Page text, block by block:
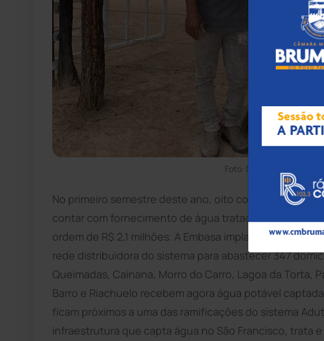
Foto: Divulgação/Embasa
No primeiro semestre deste ano, oito comunidades
contar com fornecimento de água tratada em
ordem de R$ 2,1 milhões. A Embasa implantou 30.234
rede distribuidora do sistema para abastecer 347
Queimadas, Cainana, Morro do Carro, Lagoa da Torta,
Barro e Riachuelo recebem agora água potável
ficam próximos a uma das ramificações do sistema
infraestrutura que capta água no São Francisco, trata